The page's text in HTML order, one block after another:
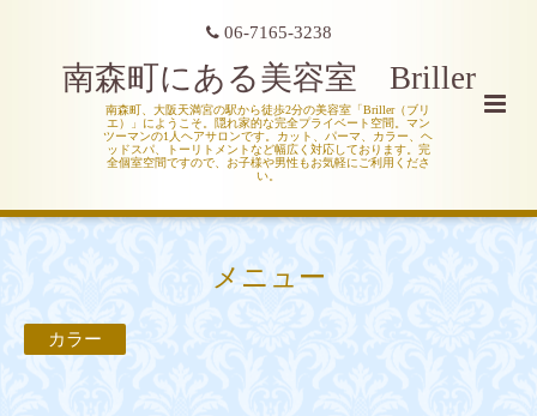
06-7165-3238
南森町にある美容室 Briller
南森町、大阪天満宮の駅から徒歩2分の美容室「Briller（ブリ
エ）」にようこそ。隠れ家的な完全プライベート空間。マン
ツーマンの1人ヘアサロンです。カット、パーマ、カラー、ヘ
ッドスパ、トーリトメントなど幅広く対応しております。完
全個室空間ですので、お子様や男性もお気軽にご利用くださ
い。
メニュー
カラー